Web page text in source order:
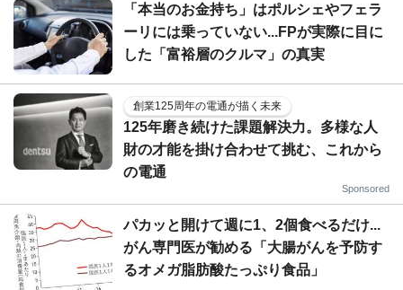
「本当のお金持ち」はポルシェやフェラ
ーリには乗っていない...FPが実際に目に
した「富裕層のクルマ」の真実
創業125周年の電通が描く未来
125年磨き続けた課題解決力。多様な人
財の才能を掛け合わせて挑む、これから
の電通
Sponsored
パカッと開けて週に1、2個食べるだけ...
がん専門医が勧める「大腸がんを予防す
るオメガ脂肪酸たっぷり食品」